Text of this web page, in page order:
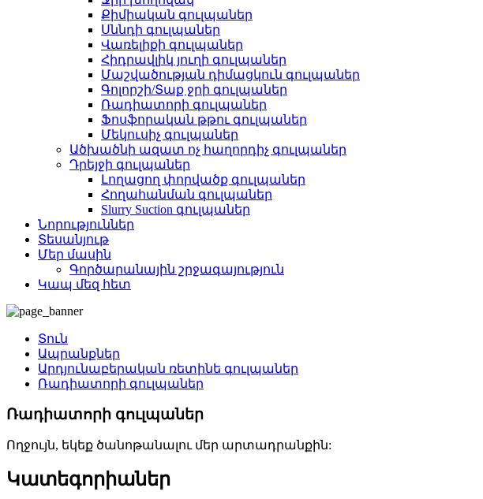
Քիմիական գուլպաներ
Սննդի գուլպաներ
Վառելիքի գուլպաներ
Հիդրավլիկ յուղի գուլպաներ
Մաշվածության դիմացկուն գուլպաներ
Գոլորշի/Տաք ջրի գուլպաներ
Ռադիատորի գուլպաներ
Ֆոսֆորական թթու գուլպաներ
Մեկուսիչ գուլպաներ
Ածխածնի ազատ ոչ հաղորդիչ գուլպաներ
Դրեյջի գուլպաներ
Լողացող փորվածք գուլպաներ
Հողահանման գուլպաներ
Slurry Suction գուլպաներ
Նորություններ
Տեսանյութ
Մեր մասին
Գործարանային շրջագայություն
Կապ մեզ հետ
Տուն
Ապրանքներ
Արդյունաբերական ռետինե գուլպաներ
Ռադիատորի գուլպաներ
Ռադիատորի գուլպաներ
Ողջույն, եկեք ծանոթանալու մեր արտադրանքին:
Կատեգորիաներ